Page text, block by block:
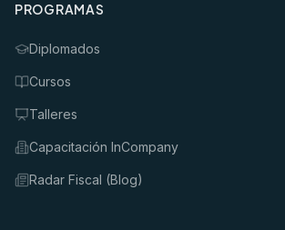
PROGRAMAS
Diplomados
Cursos
Talleres
Capacitación InCompany
Radar Fiscal (Blog)